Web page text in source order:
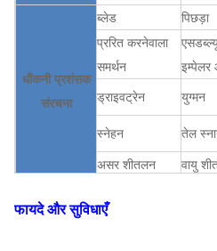
धौंकनी प्रशंसक
संरचना
ब्लेड
पिछड़ा
प्ररित करनेवाला
समर्थन
इम्पेलर
ड्राइवट्रेन युग्मन
स्नेहन तेल
असर शीतलन वायु
मोटर
फायदे और सुविधाएँ